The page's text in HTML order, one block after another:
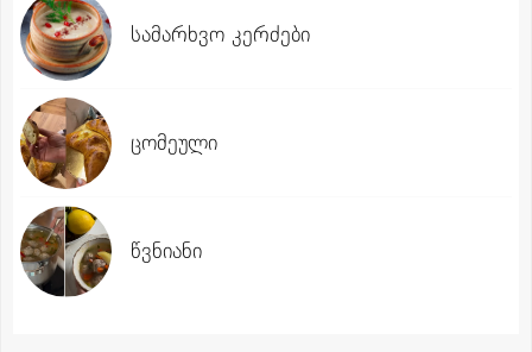
სამარხვო კერძები
ცომეული
წვნიანი